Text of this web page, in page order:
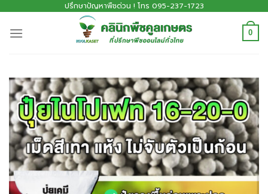
ปรึกษาปัญหาพืชด่วน ! โทร 095-237-1723
0